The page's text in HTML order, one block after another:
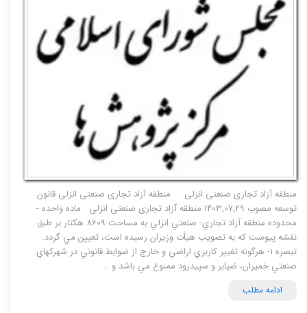
منطقه آزاد تجاری صنعتی انزلی منطقه آزاد تجاری صنعتی انزلی قانون
توسعه مصوب 1403,07,29 منطقه آزاد تجاری صنعتی انزلی ماده واحده -
محدوده منطقه آزاد تجاري- صنعتي انزلي به مساحت 8609 هكتار بر طبق
نقشه پيوست كه به تصويب هيأت وزيران رسيده است، تعيين مي گردد.
تبصره 1- هرگونه تغيير كاربري اراضي و خارج از ضوابط قانوني در شهركهاي
صنعتي خميران، ضيابر و سپيدرود ممنوع مي باشد و …
ادامه مطلب